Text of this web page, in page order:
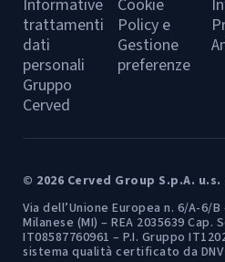
Informative
trattamenti
dati
personali
Gruppo
Cerved
Cookie
Policy e
Gestione
preferenze
© 2026 Cerved Group S.p.A. u.s.
Via dell’Unione Europea n. 6/A-6/
Milanese (MI) – REA 2035639 Cap.
IT08587760961 – P.I. Gruppo
sistema qualità certificato da DNV